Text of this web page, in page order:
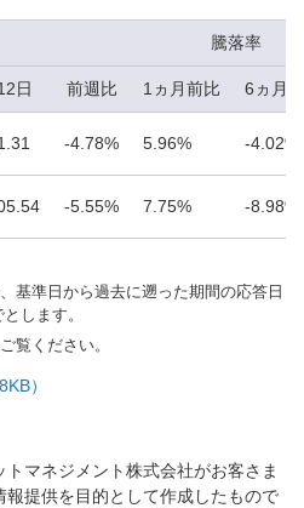
騰落率
日 前週比 1ヵ月前比 6ヵ月
-4.78% 5.96% -4.02%
-5.55% 7.75% -8.98%
基準日から過去に遡った期間の応答日
します。
覧ください。
）
マネジメント株式会社がお客さま
提供を目的として作成したもので